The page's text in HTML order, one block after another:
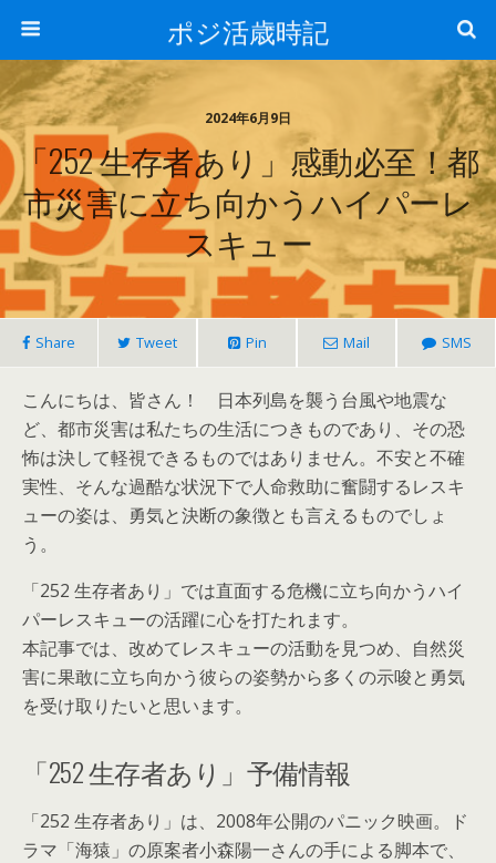
ポジ活歳時記
2024年6月9日
「252 生存者あり」感動必至！都
市災害に立ち向かうハイパーレ
スキュー
Share Tweet Pin Mail SMS
こんにちは、皆さん！ 日本列島を襲う台風や地震な
ど、都市災害は私たちの生活につきものであり、その恐
怖は決して軽視できるものではありません。不安と不確
実性、そんな過酷な状況下で人命救助に奮闘するレスキ
ューの姿は、勇気と決断の象徴とも言えるものでしょ
う。
「252 生存者あり」では直面する危機に立ち向かうハイ
パーレスキューの活躍に心を打たれます。
本記事では、改めてレスキューの活動を見つめ、自然災
害に果敢に立ち向かう彼らの姿勢から多くの示唆と勇気
を受け取りたいと思います。
「252 生存者あり」予備情報
「252 生存者あり」は、2008年公開のパニック映画。ド
ラマ「海猿」の原案者小森陽一さんの手による脚本で、